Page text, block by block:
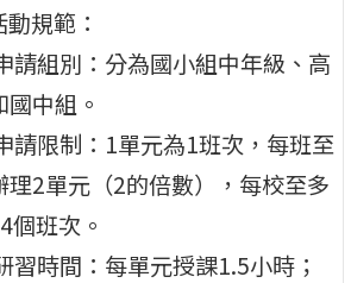
規範：
請組別：分為國小組中年級、高
中組。
請限制：1單元為1班次，每班至
理2單元（2的倍數），每校至多
個班次。
習時間：每單元授課1.5小時；